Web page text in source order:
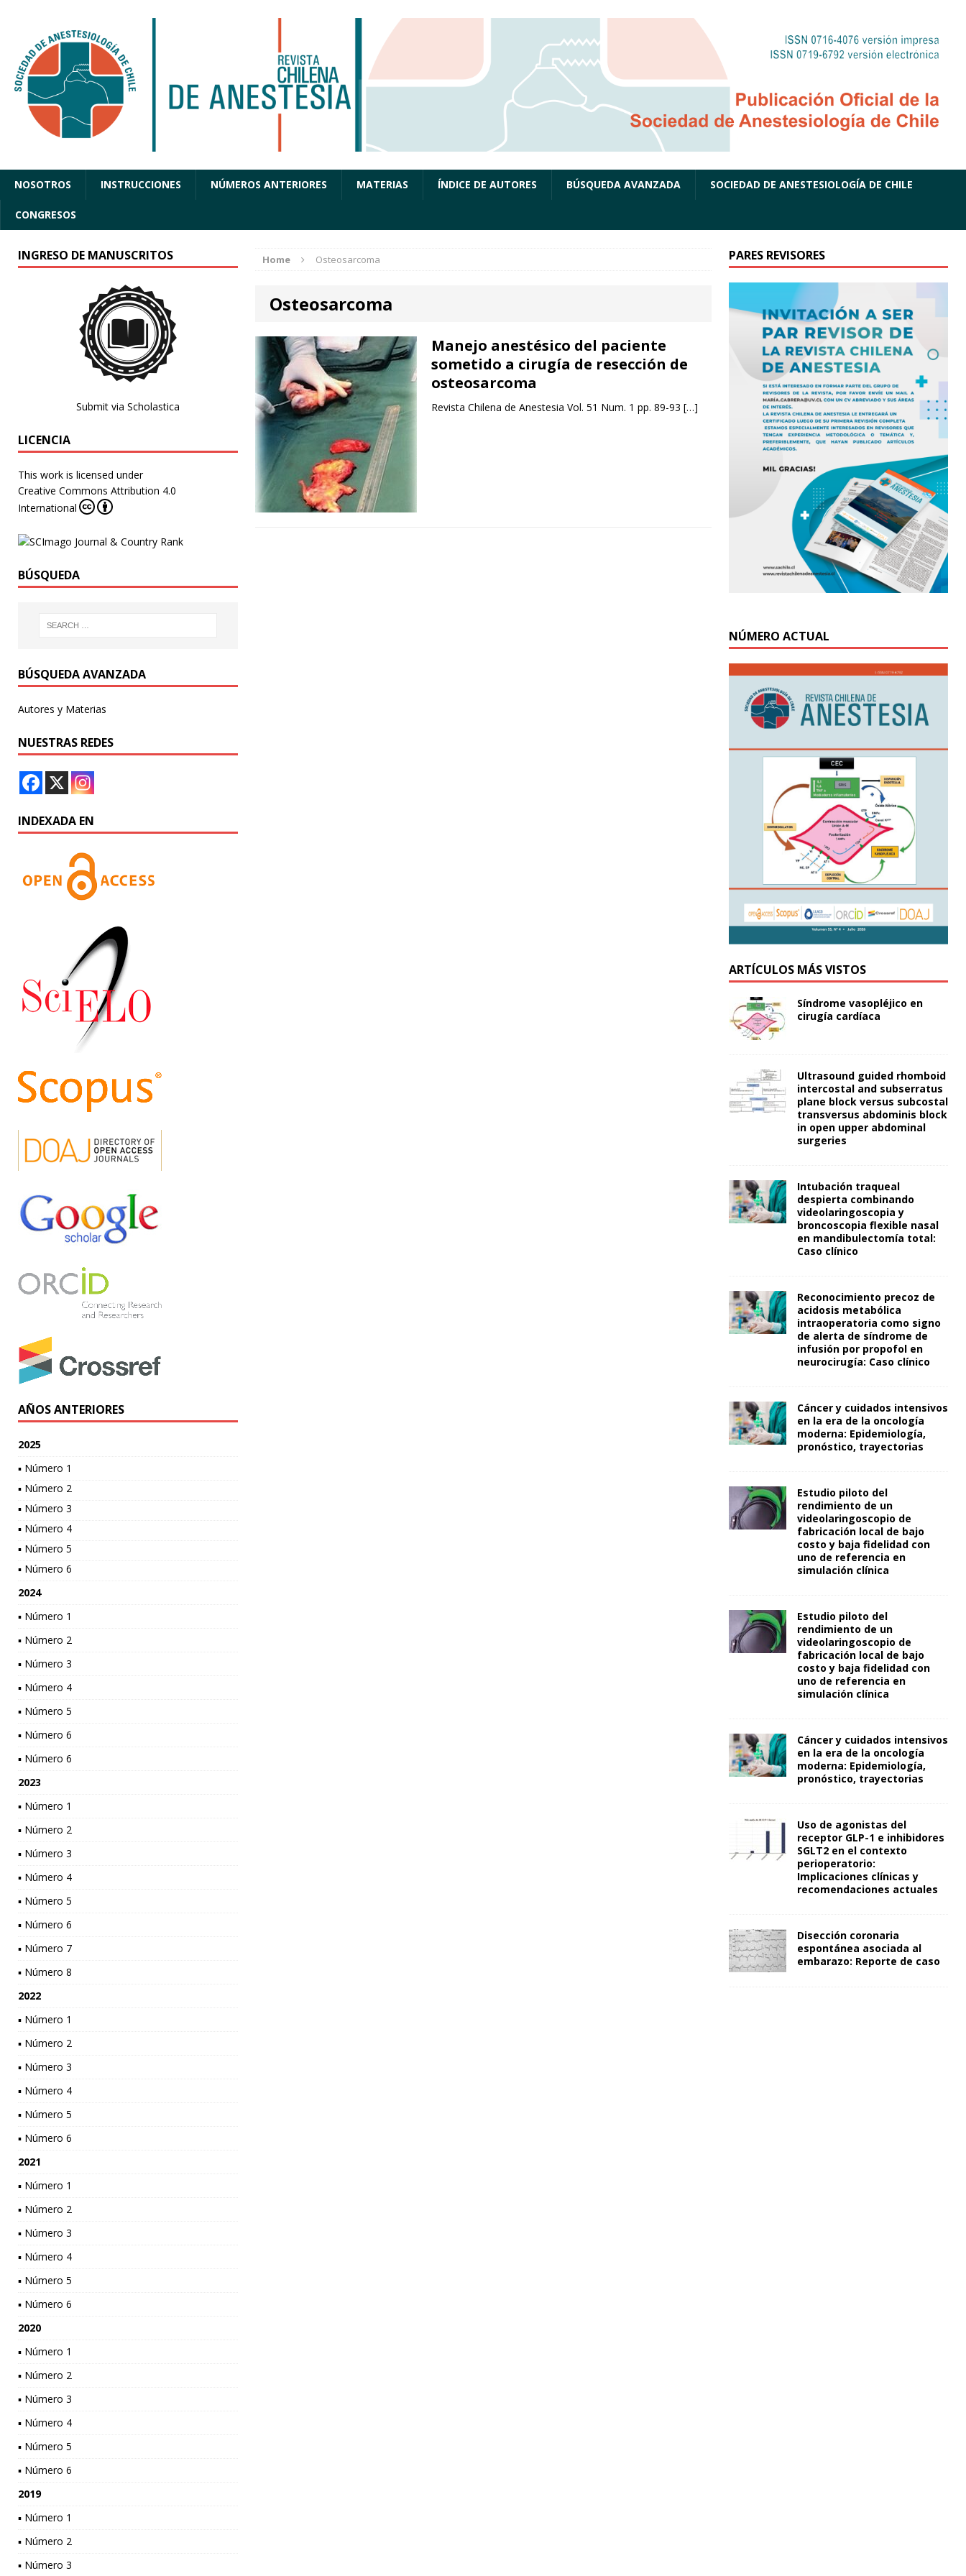
NOSOTROS INSTRUCCIONES NÚMEROS ANTERIORES MATERIAS ÍNDICE DE AUTORES BÚSQUEDA AVANZADA SOCIEDAD DE ANESTESIOLOGÍA DE CHILE
CONGRESOS
Home Osteosarcoma
Osteosarcoma
Manejo anestésico del paciente
sometido a cirugía de resección de
osteosarcoma
Revista Chilena de Anestesia Vol. 51 Num. 1 pp. 89-93 […]
INGRESO DE MANUSCRITOS
Submit via Scholastica
LICENCIA
This work is licensed under
Creative Commons Attribution 4.0
International
BÚSQUEDA
BÚSQUEDA AVANZADA
Autores y Materias
NUESTRAS REDES
INDEXADA EN
AÑOS ANTERIORES
2025
▪ Número 1
▪ Número 2
▪ Número 3
▪ Número 4
▪ Número 5
▪ Número 6
2024
▪ Número 1
▪ Número 2
▪ Número 3
▪ Número 4
▪ Número 5
▪ Número 6
▪ Número 6
2023
▪ Número 1
▪ Número 2
▪ Número 3
▪ Número 4
▪ Número 5
▪ Número 6
▪ Número 7
▪ Número 8
2022
▪ Número 1
▪ Número 2
▪ Número 3
▪ Número 4
▪ Número 5
▪ Número 6
2021
▪ Número 1
▪ Número 2
▪ Número 3
▪ Número 4
▪ Número 5
▪ Número 6
2020
▪ Número 1
▪ Número 2
▪ Número 3
▪ Número 4
▪ Número 5
▪ Número 6
2019
▪ Número 1
▪ Número 2
▪ Número 3
PARES REVISORES
NÚMERO ACTUAL
ARTÍCULOS MÁS VISTOS
Síndrome vasopléjico en
cirugía cardíaca
Ultrasound guided rhomboid
intercostal and subserratus
plane block versus subcostal
transversus abdominis block
in open upper abdominal
surgeries
Intubación traqueal
despierta combinando
videolaringoscopia y
broncoscopia flexible nasal
en mandibulectomía total:
Caso clínico
Reconocimiento precoz de
acidosis metabólica
intraoperatoria como signo
de alerta de síndrome de
infusión por propofol en
neurocirugía: Caso clínico
Cáncer y cuidados intensivos
en la era de la oncología
moderna: Epidemiología,
pronóstico, trayectorias
Estudio piloto del
rendimiento de un
videolaringoscopio de
fabricación local de bajo
costo y baja fidelidad con
uno de referencia en
simulación clínica
Estudio piloto del
rendimiento de un
videolaringoscopio de
fabricación local de bajo
costo y baja fidelidad con
uno de referencia en
simulación clínica
Cáncer y cuidados intensivos
en la era de la oncología
moderna: Epidemiología,
pronóstico, trayectorias
Uso de agonistas del
receptor GLP-1 e inhibidores
SGLT2 en el contexto
perioperatorio:
Implicaciones clínicas y
recomendaciones actuales
Disección coronaria
espontánea asociada al
embarazo: Reporte de caso